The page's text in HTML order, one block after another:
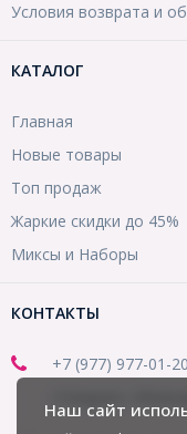
Условия возврата и
КАТАЛОГ
Главная
Новые товары
Топ продаж
Жаркие скидки до 45%
Миксы и Наборы
КОНТАКТЫ
+7 (977) 977-01-20
Наш сайт